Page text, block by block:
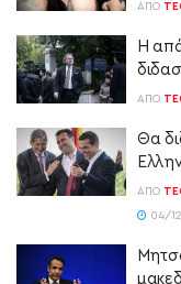
ΑΠΌ
Η
ΑΠΌ
Θα
ΑΠΌ
04/